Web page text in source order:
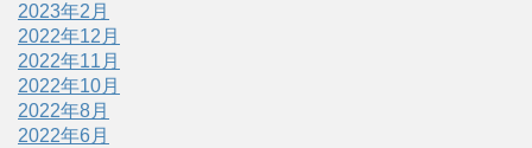
2023年2月
2022年12月
2022年11月
2022年10月
2022年8月
2022年6月